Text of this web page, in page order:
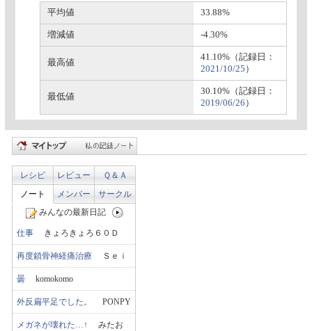
平均値 33.88%
増減値 -4.30%
最高値
41.10%（記録日：
2021/10/25 ）
最低値
30.10%（記録日：
2019/06/26 ）
レシピ レビュー
Ｑ＆Ａ
ノート
メンバー
サークル
みんなの最新日記
仕事 きょろきょろ６０Ｄ
再度鎖骨神経痛治療 Ｓｅｉ
曇 komokomo
外反扁平足でした。 PONPY
メガネが壊れた…↑ みたお